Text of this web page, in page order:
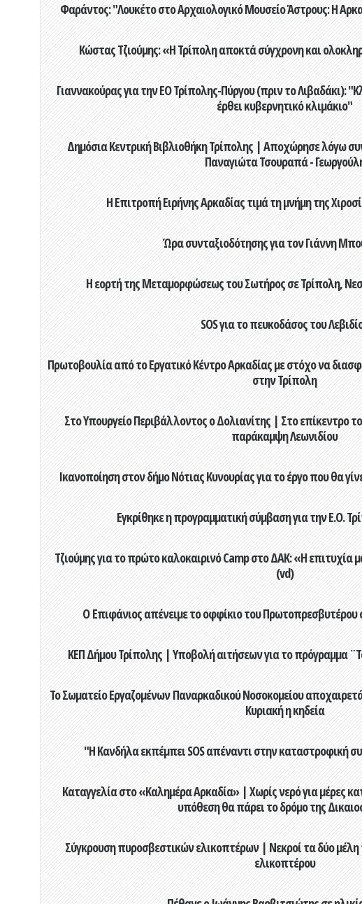
Φαράντος: "Λουκέτο στο Αρχαιολογικό Μουσείο Άστρους: Η
Κώστας Τζιούμης: «Η Τρίπολη αποκτά σύγχρονη και
Γιαννακούρας για την EO Τρίπολης-Πύργου (πριν το Λιβαδάκι):
έρθει κυβερνητικό κλιμάκιο"
Δημόσια Κεντρική Βιβλιοθήκη Τρίπολης | Αποχώρησε λόγω
Παναγιώτα Τσουραπά -
Η Επιτροπή Ειρήνης Αρκαδίας τιμά τη μνήμη της
Ώρα συνταξιοδότησης για τον Γιάννη
Η εορτή της Μεταμορφώσεως του Σωτήρος σε Τρίπολη,
SOS για το πευκοδάσος του
Πρωτοβουλία από το Εργατικό Κέντρο Αρκαδίας με στόχο να
στην Τρίπολη
Στο Υπουργείο Περιβάλλοντος ο Δολιανίτης | Στο επίκεντρο
παράκαμψη Λεωνιδίου
Ικανοποίηση στον δήμο Νότιας Κυνουρίας για το έργο που θα
Εγκρίθηκε η προγραμματική σύμβαση για την Ε.Ο.
Τζιούμης για το πρώτο καλοκαιρινό Camp στο ΔΑΚ: «Η επιτυχία
(vd)
Ο Επιφάνιος απένειμε το οφφίκιο του Πρωτοπρεσβυτέρου
ΚΕΠ Δήμου Τρίπολης | Υποβολή αιτήσεων για το πρόγραμμα
Το Σωματείο Εργαζομένων Παναρκαδικού Νοσοκομείου
Κυριακή η κηδεία
"Η Κανδήλα εκπέμπει SOS απέναντι στην καταστροφική
Καταγγελία στο «Καλημέρα Αρκαδία» | Χωρίς νερό για μέρες
υπόθεση θα πάρει το δρόμο της
Σύγκρουση πυροσβεστικών ελικοπτέρων | Νεκροί τα δύο
ελικοπτέρου